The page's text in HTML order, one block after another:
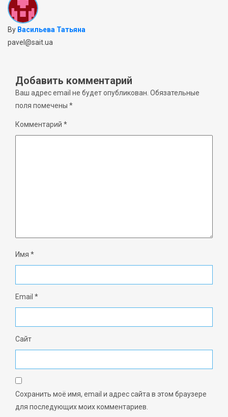
By Васильева Татьяна
pavel@sait.ua
Добавить комментарий
Ваш адрес email не будет опубликован. Обязательные
поля помечены *
Комментарий *
Имя *
Email *
Сайт
Сохранить моё имя, email и адрес сайта в этом браузере
для последующих моих комментариев.